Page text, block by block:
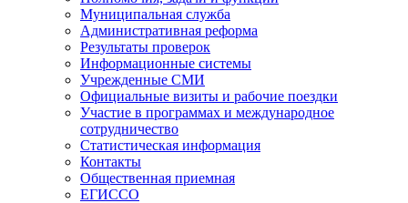
Муниципальная служба
Административная реформа
Результаты проверок
Информационные системы
Учрежденные СМИ
Официальные визиты и рабочие поездки
Участие в программах и международное
сотрудничество
Статистическая информация
Контакты
Общественная приемная
ЕГИССО